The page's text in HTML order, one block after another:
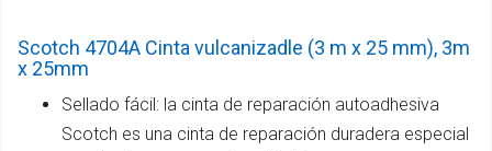
Scotch 4704A Cinta vulcanizadle (3 m x 25 mm), 3m
x 25mm
Sellado fácil: la cinta de reparación autoadhesiva
Scotch es una cinta de reparación duradera especial